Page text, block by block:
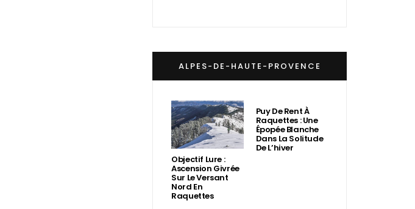
ALPES-DE-HAUTE-PROVENCE
Objectif Lure :
Ascension Givrée
Sur Le Versant
Nord En
Raquettes
Puy De Rent À
Raquettes : Une
Épopée Blanche
Dans La Solitude
De L’hiver